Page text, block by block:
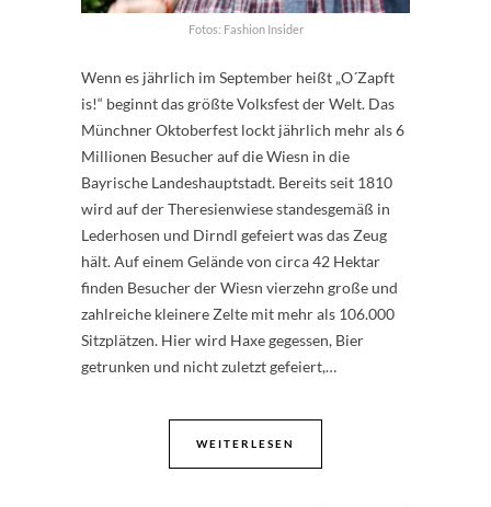
Fotos: Fashion Insider
Wenn es jährlich im September heißt „O´Zapft
is!“ beginnt das größte Volksfest der Welt. Das
Münchner Oktoberfest lockt jährlich mehr als 6
Millionen Besucher auf die Wiesn in die
Bayrische Landeshauptstadt. Bereits seit 1810
wird auf der Theresienwiese standesgemäß in
Lederhosen und Dirndl gefeiert was das Zeug
hält. Auf einem Gelände von circa 42 Hektar
finden Besucher der Wiesn vierzehn große und
zahlreiche kleinere Zelte mit mehr als 106.000
Sitzplätzen. Hier wird Haxe gegessen, Bier
getrunken und nicht zuletzt gefeiert,…
WEITERLESEN